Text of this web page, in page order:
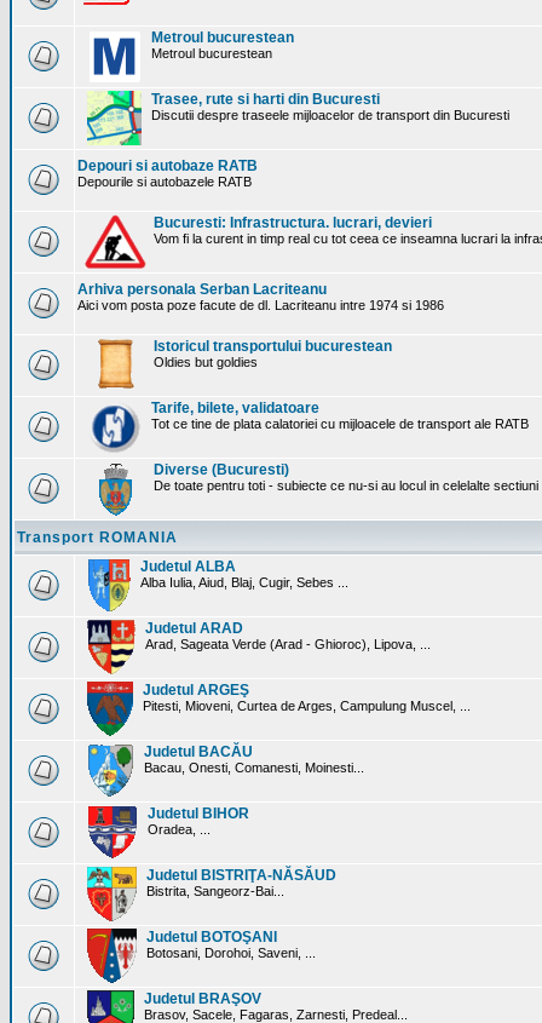
Metroul bucurestean
Metroul bucurestean
Trasee, rute si harti din Bucuresti
Discutii despre traseele mijloacelor de transport din Bucuresti
Depouri si autobaze RATB
Depourile si autobazele RATB
Bucuresti: Infrastructura. lucrari, devieri
Vom fi la curent in timp real cu tot ceea ce inseamna lucrari la
Arhiva personala Serban Lacriteanu
Aici vom posta poze facute de dl. Lacriteanu intre 1974 si 1986
Istoricul transportului bucurestean
Oldies but goldies
Tarife, bilete, validatoare
Tot ce tine de plata calatoriei cu mijloacele de transport ale RATB
Diverse (Bucuresti)
De toate pentru toti - subiecte ce nu-si au locul in celelalte
Transport ROMANIA
Judetul ALBA
Alba Iulia, Aiud, Blaj, Cugir, Sebes ...
Judetul ARAD
Arad, Sageata Verde (Arad - Ghioroc), Lipova, ...
Judetul ARGEŞ
Pitesti, Mioveni, Curtea de Arges, Campulung Muscel, ...
Judetul BACĂU
Bacau, Onesti, Comanesti, Moinesti...
Judetul BIHOR
Oradea, ...
Judetul BISTRIŢA-NĂSĂUD
Bistrita, Sangeorz-Bai...
Judetul BOTOŞANI
Botosani, Dorohoi, Saveni, ...
Judetul BRAŞOV
Brasov, Sacele, Fagaras, Zarnesti, Predeal...